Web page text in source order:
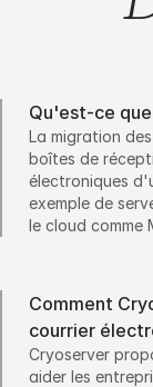
Qu'est-ce
La migration
boîtes de
électroniques
exemple de
le cloud
Comment
courrier
Cryoserver
aider les